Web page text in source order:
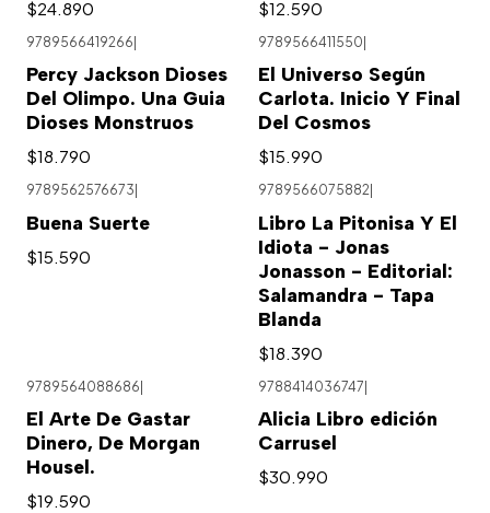
$24.890 $12.590
9789566419266
Percy Jackson Dioses
Del Olimpo. Una Guia
Dioses Monstruos
$18.790
9789566411550
El Universo Según
Carlota. Inicio Y Final
Del Cosmos
$15.990
9789562576673
Buena Suerte
$15.590
9789566075882
Libro La Pitonisa Y El
Idiota - Jonas
Jonasson - Editorial:
Salamandra - Tapa
Blanda
$18.390
9789564088686
El Arte De Gastar
Dinero, De Morgan
Housel.
$19.590
9788414036747
Alicia Libro edición
Carrusel
$30.990